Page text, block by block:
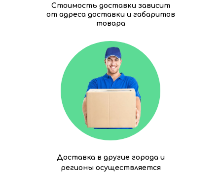
Стоимость доставки зависит
от адреса доставки и габаритов
товара
Доставка в другие города и
регионы осуществляется